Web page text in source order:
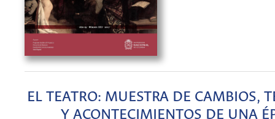
EL TEATRO: MUESTRA DE CAMBIOS,
Y ACONTECIMIENTOS DE UNA